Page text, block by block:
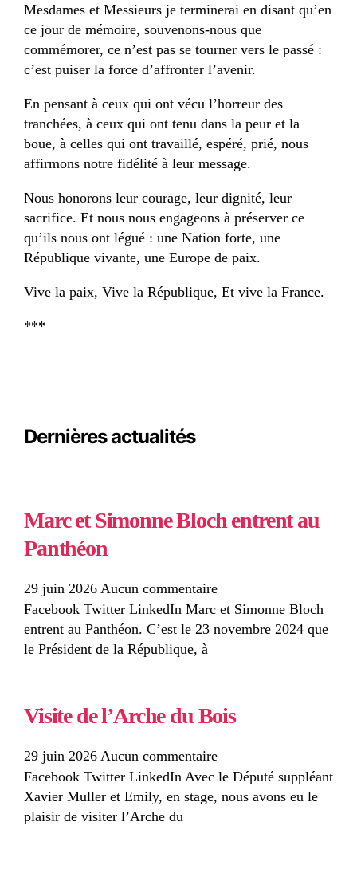
Mesdames et Messieurs je terminerai en disant qu’en
ce jour de mémoire, souvenons-nous que
commémorer, ce n’est pas se tourner vers le passé :
c’est puiser la force d’affronter l’avenir.
En pensant à ceux qui ont vécu l’horreur des
tranchées, à ceux qui ont tenu dans la peur et la
boue, à celles qui ont travaillé, espéré, prié, nous
affirmons notre fidélité à leur message.
Nous honorons leur courage, leur dignité, leur
sacrifice. Et nous nous engageons à préserver ce
qu’ils nous ont légué : une Nation forte, une
République vivante, une Europe de paix.
Vive la paix, Vive la République, Et vive la France.
***
Dernières actualités
Marc et Simonne Bloch entrent au
Panthéon
29 juin 2026 Aucun commentaire
Facebook Twitter LinkedIn Marc et Simonne Bloch
entrent au Panthéon. C’est le 23 novembre 2024 que
le Président de la République, à
Visite de l’Arche du Bois
29 juin 2026 Aucun commentaire
Facebook Twitter LinkedIn Avec le Député suppléant
Xavier Muller et Emily, en stage, nous avons eu le
plaisir de visiter l’Arche du